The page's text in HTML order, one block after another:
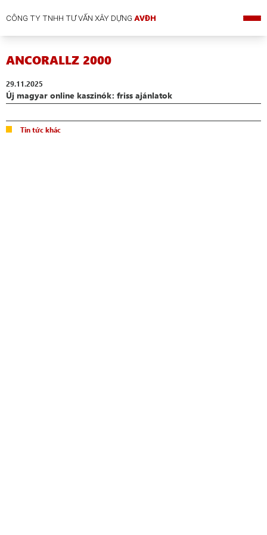
CÔNG TY TNHH TƯ VẤN XÂY DỰNGAVĐH
ANCORALLZ 2000
29.11.2025
Új magyar online kaszinók: friss ajánlatok
Tin tức khác